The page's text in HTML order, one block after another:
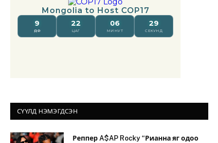
СҮҮЛД НЭМЭГДСЭН
Реппер A$AP Rocky “Рианна яг одоо